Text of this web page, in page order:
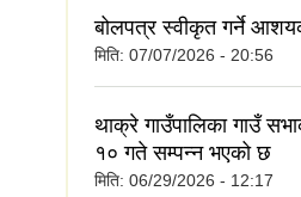
बोलपत्र स्वीकृत गर्ने
मिति: 07/07/2026 - 20:56
थाक्रे गाउँपालिका गाउँ
१० गते सम्पन्न भएको छ
मिति: 06/29/2026 - 12:17